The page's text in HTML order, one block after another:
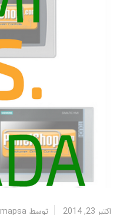
اکتبر 23, 2014 توسط mapsa